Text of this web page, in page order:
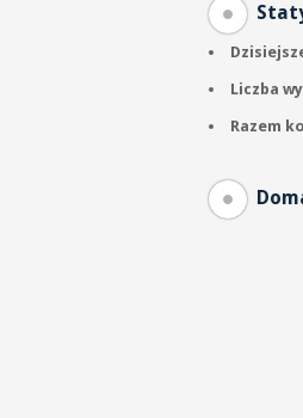
Liczba
Razem